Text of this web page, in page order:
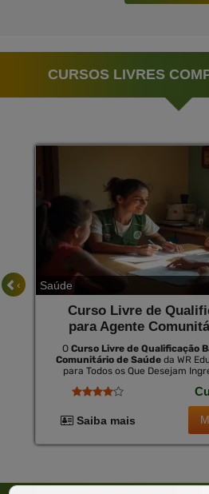
CURSOS LIVRES
Saúde
Curso Livre de
para Agente
O Curso Livre de Qualificação
Comunitário de Saúde da WR
para Todos os Que Desejam
Este Curso Proporciona Um
das Responsabilidades e Técnicas
Eficaz na Promoção da Saúde
Concluir o Curso, os Alunos
Pequena
Saiba mais
‹